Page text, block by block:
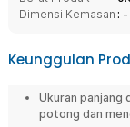
Dimensi Kemasan : -
Keunggulan
Ukuran panjang
potong dan